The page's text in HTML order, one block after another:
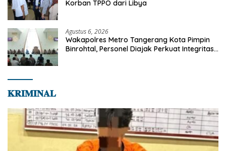
Korban TPPO dari Libya
Agustus 6, 2026
Wakapolres Metro Tangerang Kota Pimpin
Binrohtal, Personel Diajak Perkuat Integritas
𝐊𝐑𝐈𝐌𝐈𝐍𝐀𝐋